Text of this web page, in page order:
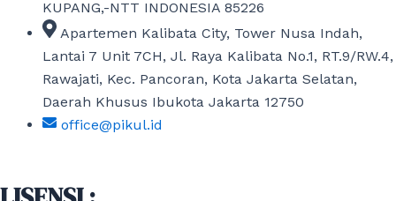
KUPANG,-NTT INDONESIA 85226
Apartemen Kalibata City, Tower Nusa Indah,
Lantai 7 Unit 7CH, Jl. Raya Kalibata No.1, RT.9/RW.4,
Rawajati, Kec. Pancoran, Kota Jakarta Selatan,
Daerah Khusus Ibukota Jakarta 12750
office@pikul.id